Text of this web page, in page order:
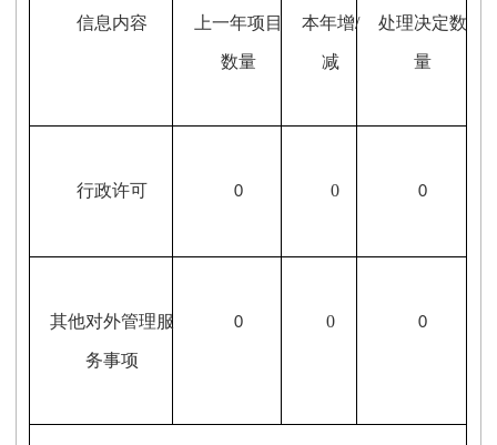
信息内容 上一年项目
数量
本年增/
减
处理决定数
量
行政许可 0 0 0
其他对外管理服
务事项
0 0 0